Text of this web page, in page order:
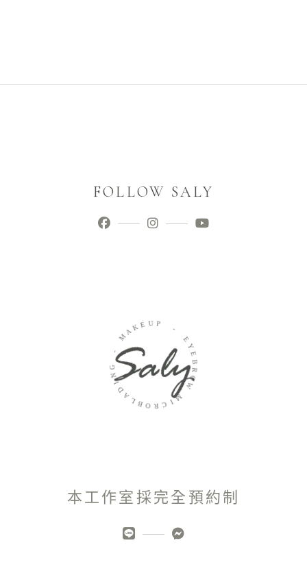
FOLLOW SALY
M
AKE U P
-
E
Y
E
B
R
O
W
M
I
C
R
O
B
L
A
D
I
N
本工作室採完全預約制